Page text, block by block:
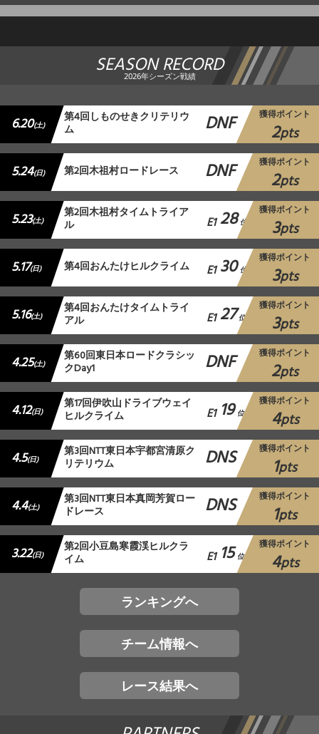
SEASON RECORD
2026年シーズン戦績
6.20(土) 第4回しものせきクリテリウ
ム DNF 獲得ポイント
2pts
5.24(日) 第2回木祖村ロードレース DNF 獲得ポイント
2pts
5.23(土) 第2回木祖村タイムトライア
ル E1 28 位
獲得ポイント
3pts
5.17(日) 第4回おんたけヒルクライム E1 30 位
獲得ポイント
3pts
5.16(土) 第4回おんたけタイムトライ
アル E1 27 位
獲得ポイント
3pts
4.25(土) 第60回東日本ロードクラシッ
クDay1 DNF 獲得ポイント
2pts
4.12(日) 第17回伊吹山ドライブウェイ
ヒルクライム E1 19 位
獲得ポイント
4pts
4.5(日) 第3回NTT東日本宇都宮清原ク
リテリウム DNS 獲得ポイント
1pts
4.4(土) 第3回NTT東日本真岡芳賀ロー
ドレース DNS 獲得ポイント
1pts
3.22(日) 第2回小豆島寒霞渓ヒルクラ
イム E1 15 位
獲得ポイント
4pts
ランキングへ
チーム情報へ
レース結果へ